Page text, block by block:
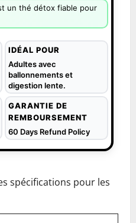
un thé détox fiable pour
IDÉAL POUR
Adultes avec
ballonnements et
digestion lente.
GARANTIE DE
REMBOURSEMENT
60 Days Refund Policy
spécifications pour les